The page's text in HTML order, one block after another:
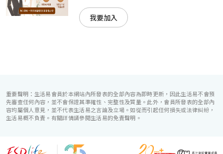
我要加入
重要聲明：生活易會員於本網站內所發表的全部內容為即時更新，因此生活易不會預
先審查任何內容，並不會保證其準確性、完整性及質量。此外，會員所發表的全部內
容均屬個人意見，並不代表生活易之言論及立場。如從而引起任何損失或法律糾紛，
生活易概不負責。有關詳情請參閱生活易的免責聲明。